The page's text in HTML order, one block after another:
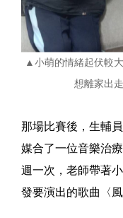
▲小萌的情緒起伏較
想離家出
那場比賽後，生輔
媒合了一位音樂治
週一次，老師帶著
發要演出的歌曲〈風